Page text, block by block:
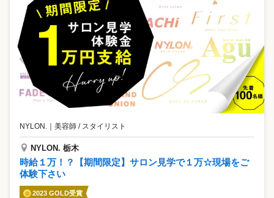
NYLON. 美容師 / スタイリスト
NYLON. 栃木
時給１万！？【期間限定】サロン見学で１万☆現場をご
体験下さい
2023 GOLD受賞